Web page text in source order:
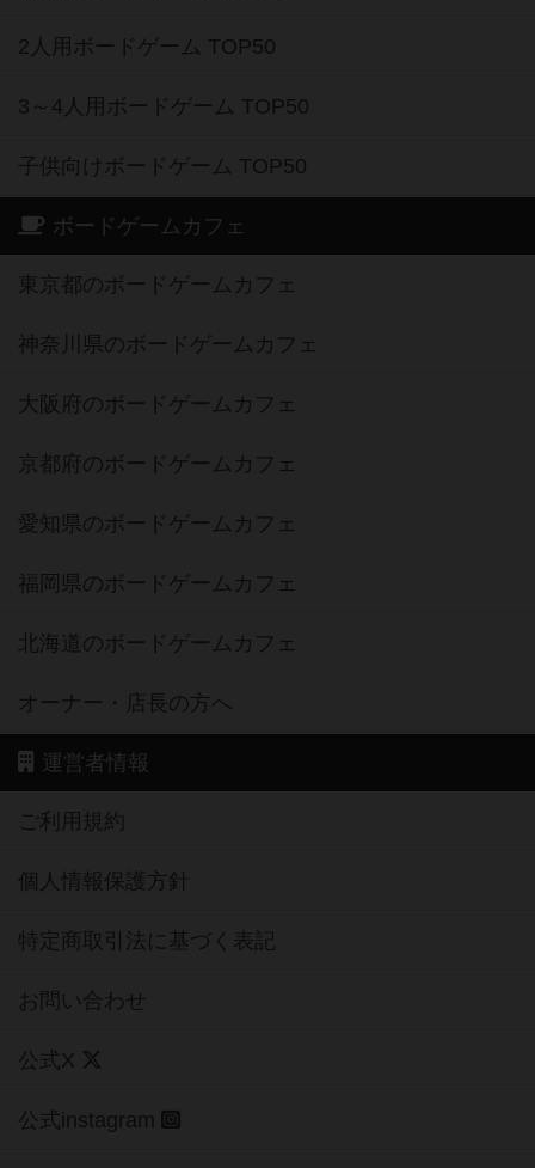
2人用ボードゲーム TOP50
3～4人用ボードゲーム TOP50
子供向けボードゲーム TOP50
ボードゲームカフェ
東京都のボードゲームカフェ
神奈川県のボードゲームカフェ
大阪府のボードゲームカフェ
京都府のボードゲームカフェ
愛知県のボードゲームカフェ
福岡県のボードゲームカフェ
北海道のボードゲームカフェ
オーナー・店長の方へ
運営者情報
ご利用規約
個人情報保護方針
特定商取引法に基づく表記
お問い合わせ
公式X
公式instagram